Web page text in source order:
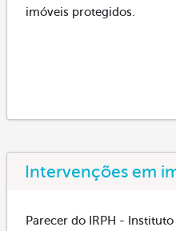
imóveis protegidos.
Intervenções em
Parecer do IRPH -